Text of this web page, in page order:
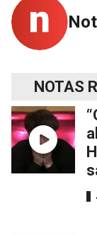
NOTAS